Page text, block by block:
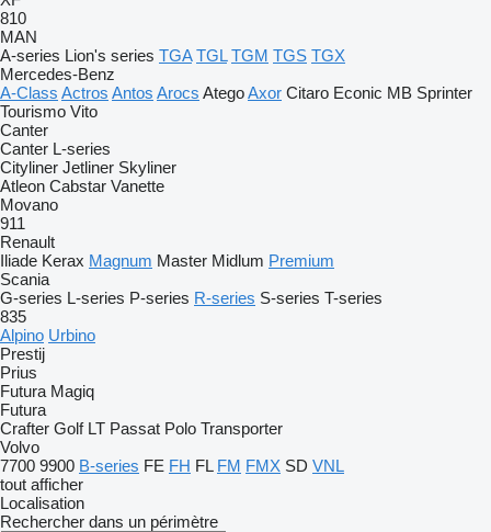
810
MAN
A-series Lion's series TGA TGL TGM TGS TGX
Mercedes-Benz
A-Class Actros Antos Arocs AtegoAxor Citaro Econic MB Sprinter
Tourismo Vito
Canter
Canter L-series
Cityliner Jetliner Skyliner
Atleon Cabstar Vanette
Movano
911
Renault
Iliade Kerax Magnum Master Midlum Premium
Scania
G-series L-series P-series R-series S-series T-series
835
Alpino Urbino
Prestij
Prius
Futura Magiq
Futura
Crafter Golf LT Passat Polo Transporter
Volvo
7700 9900 B-series FE FH FL FM FMX SD VNL
tout afficher
Localisation
Rechercher dans un périmètre